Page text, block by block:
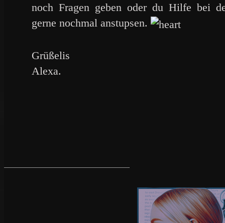
noch Fragen geben oder du Hilfe bei
gerne nochmal anstupsen.
Grüßelis
Alexa.